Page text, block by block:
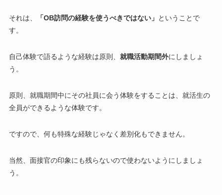
それは、 「OB訪問の経験を使うべきではない」 ということで
す。
自己体験で語るような経験は原則、 就職活動期間外にしましょ
う。
原則、就職期間中にその社員に会う体験をすることは、就活生の
全員ができるような体験です。
ですので、 何も特殊な経験じゃなく差別化もできません。
当然、面接官の印象にも残らないので使わないようにしましょ
う。